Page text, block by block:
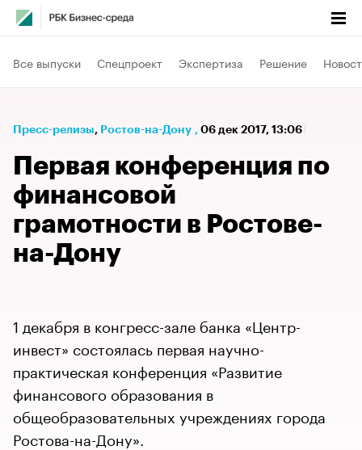
Все выпуски Спецпроект Экспертиза Решение
Пресс-релизы⁠, Ростов-на-Дону , 06 дек 2017, 13:06
Первая конференция по
финансовой
грамотности в Ростове-
на-Дону
1 декабря в конгресс-зале банка «Центр-
инвест» состоялась первая научно-
практическая конференция «Развитие
финансового образования в
общеобразовательных учреждениях города
Ростова-на-Дону».